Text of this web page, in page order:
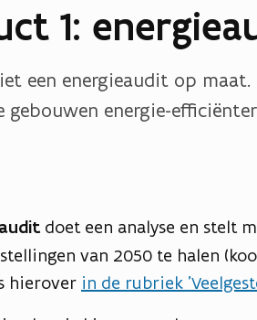
1:
een energieaudit op
gebouwen energie-
doet een analyse en stelt
van 2050 te halen
hierover in de rubriek